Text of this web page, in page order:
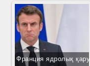
Франция ядролық қару